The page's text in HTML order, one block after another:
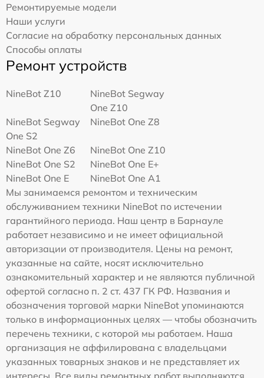
Ремонтируемые модели
Наши услуги
Согласие на обработку персональных данных
Способы оплаты
Ремонт устройств
NineBot Z10
NineBot Segway
One Z10
NineBot Segway
One S2
NineBot One Z8
NineBot One Z6
NineBot One Z10
NineBot One S2
NineBot One E+
NineBot One E
NineBot One A1
Мы занимаемся ремонтом и техническим
обслуживанием техники NineBot по истечении
гарантийного периода. Наш центр в Барнауле
работает независимо и не имеет официальной
авторизации от производителя. Цены на ремонт,
указанные на сайте, носят исключительно
ознакомительный характер и не являются публичной
офертой согласно п. 2 ст. 437 ГК РФ. Названия и
обозначения торговой марки NineBot упоминаются
только в информационных целях — чтобы обозначить
перечень техники, с которой мы работаем. Наша
организация не аффилирована с владельцами
указанных товарных знаков и не представляет их